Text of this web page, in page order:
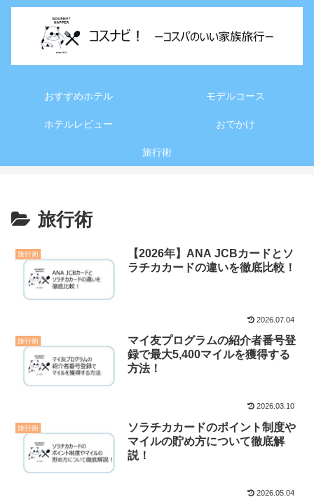
おすすめホテル モデルコース
ホテルレビュー おでかけ
旅行術
旅行術
旅行術
【2026年】ANA JCBカードとソ
ラチカカードの違いを徹底比較！
2026.07.04
旅行術
マイ友プログラムの紹介者番号登
録で最大5,400マイルを獲得する
方法！
2026.03.10
旅行術
ソラチカカードのポイント制度や
マイルの貯め方について徹底解
説！
2026.05.04